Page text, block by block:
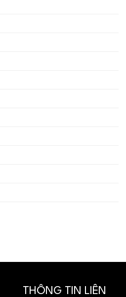
THÔNG TIN LIÊN